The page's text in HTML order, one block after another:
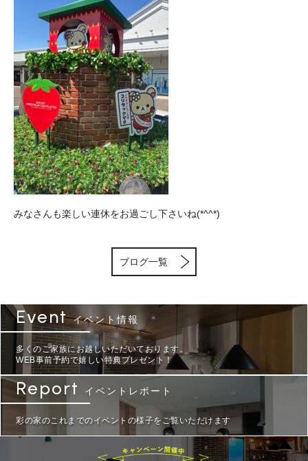
みなさんも楽しい連休をお過ごし下さいね(*^^*)
ブログ一覧
Eventイベント情報
多くのご家族にお越しいただいております。
WEB事前予約で嬉しい特典プレゼント！
Report イベントレポート
彩の家のこれまでのイベントの様子をご覧いただけます